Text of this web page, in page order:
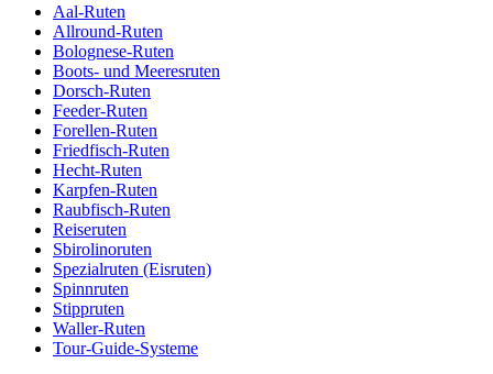
Aal-Ruten
Allround-Ruten
Bolognese-Ruten
Boots- und Meeresruten
Dorsch-Ruten
Feeder-Ruten
Forellen-Ruten
Friedfisch-Ruten
Hecht-Ruten
Karpfen-Ruten
Raubfisch-Ruten
Reiseruten
Sbirolinoruten
Spezialruten (Eisruten)
Spinnruten
Stippruten
Waller-Ruten
Tour-Guide-Systeme